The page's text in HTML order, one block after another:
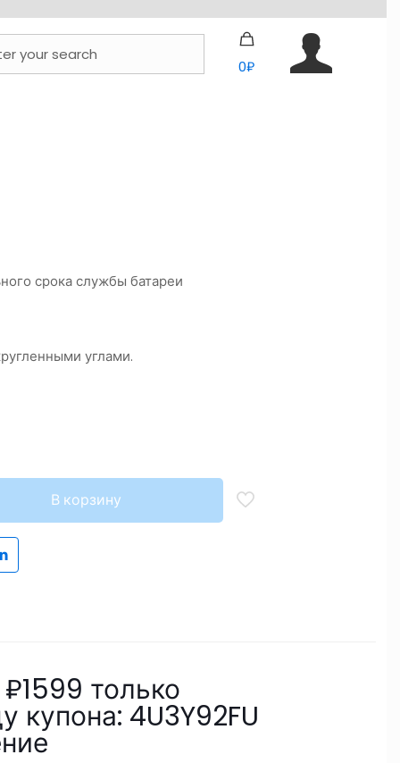
0₽
срока службы батареи
углами.
В корзину
только
купона: 4U3Y92FU